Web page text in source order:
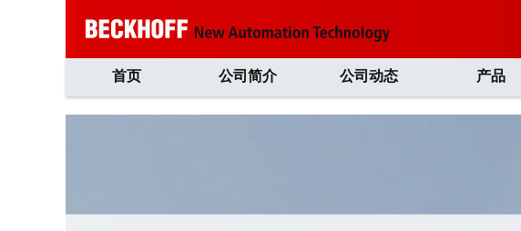
首页 公司简介 公司动态 产品